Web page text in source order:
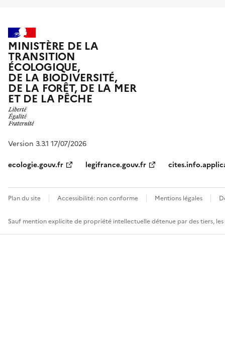
MINISTÈRE DE LA
TRANSITION
ÉCOLOGIQUE,
DE LA BIODIVERSITÉ,
DE LA FORÊT, DE LA MER
ET DE LA PÊCHE
Version 3.3.1 17/07/2026
ecologie.gouv.fr
legifrance.gouv.fr
Plan du site Accessibilité: non conforme Mentions légales
Sauf mention explicite de propriété intellectuelle détenue par des tiers,